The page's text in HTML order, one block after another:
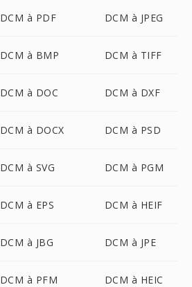
DCM à PDF DCM à JPEG
DCM à BMP DCM à TIFF
DCM à DOC DCM à DXF
DCM à DOCX DCM à PSD
DCM à SVG DCM à PGM
DCM à EPS DCM à HEIF
DCM à JBG DCM à JPE
DCM à PFM DCM à HEIC